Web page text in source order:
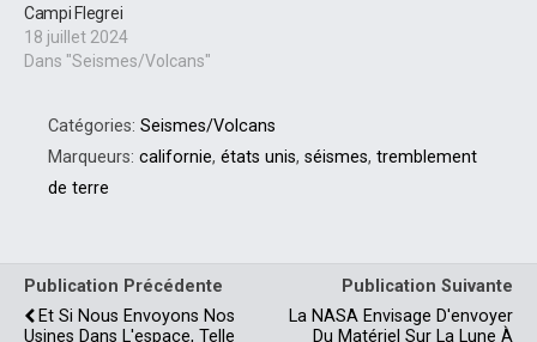
Campi Flegrei
18 juillet 2024
Dans "Seismes/Volcans"
Catégories: Seismes/Volcans
Marqueurs: californie, états unis, séismes, tremblement
de terre
Publication Précédente
Et Si Nous Envoyons Nos
Usines Dans L'espace, Telle
Publication Suivante
La NASA Envisage D'envoyer
Du Matériel Sur La Lune À